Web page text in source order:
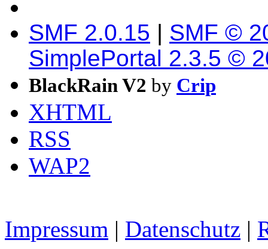
SMF 2.0.15 | SMF ©
SimplePortal 2.3.5 ©
BlackRain V2 by Crip
XHTML
RSS
WAP2
Impressum | Datenschutz |